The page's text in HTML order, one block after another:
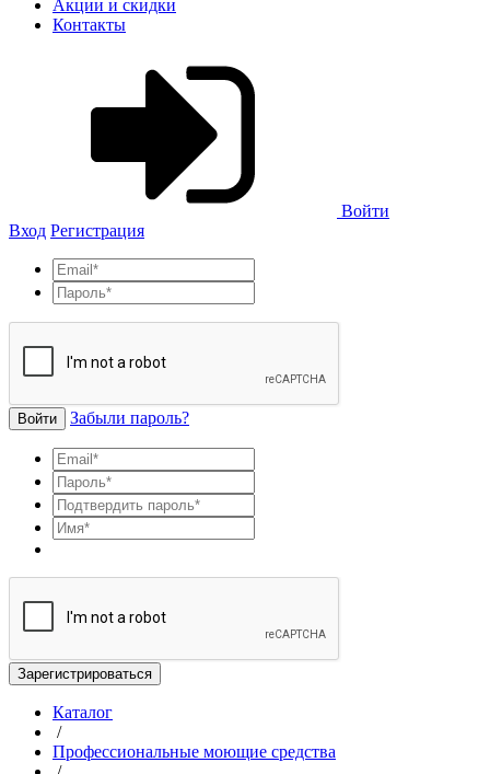
Акции и скидки
Контакты
Войти
Вход Регистрация
Войти Забыли пароль?
Зарегистрироваться
Каталог
/
Профессиональные моющие средства